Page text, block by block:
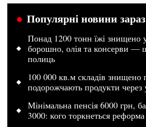
Популярні новини зараз
Понад 1200 тонн їжі знищено
борошно, олія та консерви —
полиць
100 000 кв.м складів знищено
подорожчають продукти
Мінімальна пенсія 6000 грн,
3000: кого торкнеться реформа